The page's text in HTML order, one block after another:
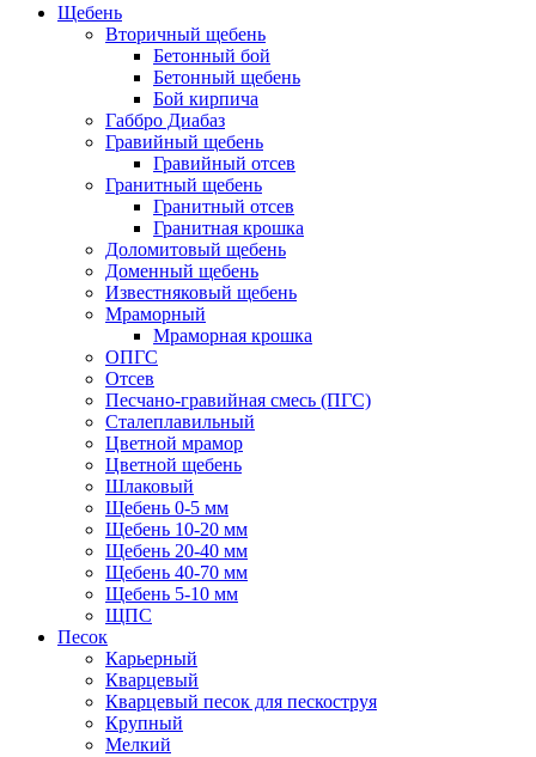
Щебень
Вторичный щебень
Бетонный бой
Бетонный щебень
Бой кирпича
Габбро Диабаз
Гравийный щебень
Гравийный отсев
Гранитный щебень
Гранитный отсев
Гранитная крошка
Доломитовый щебень
Доменный щебень
Известняковый щебень
Мраморный
Мраморная крошка
ОПГС
Отсев
Песчано-гравийная смесь (ПГС)
Сталеплавильный
Цветной мрамор
Цветной щебень
Шлаковый
Щебень 0-5 мм
Щебень 10-20 мм
Щебень 20-40 мм
Щебень 40-70 мм
Щебень 5-10 мм
ЩПС
Песок
Карьерный
Кварцевый
Кварцевый песок для пескоструя
Крупный
Мелкий